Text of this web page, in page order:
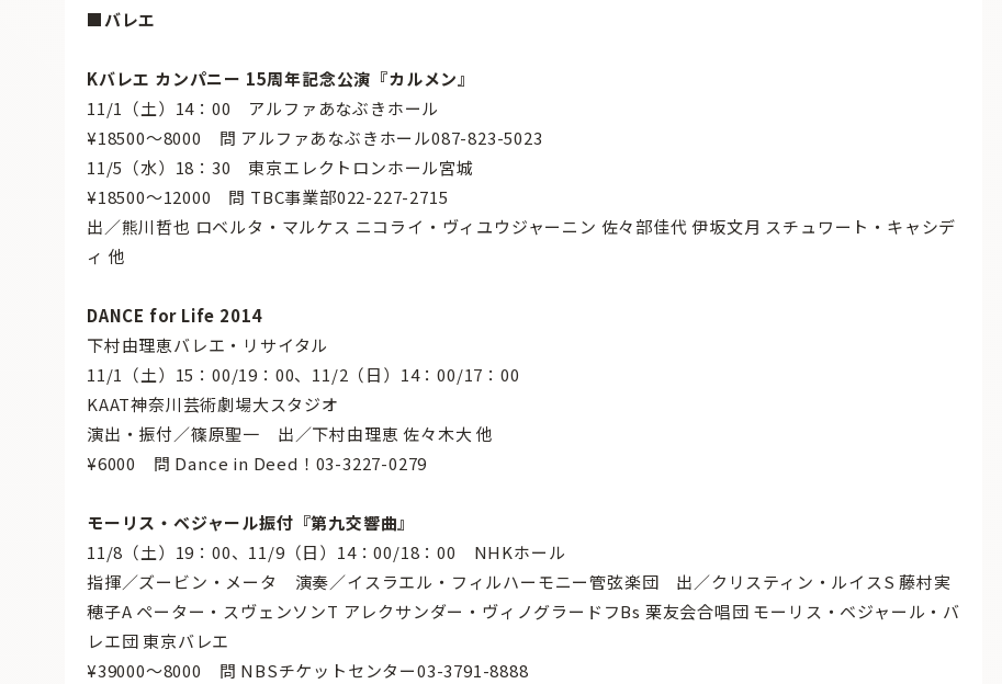
■バレエ
Kバレエ カンパニー 15周年記念公演『カルメン』
11/1（土）14：00 アルファあなぶきホール
¥18500〜8000 問 アルファあなぶきホール087-823-5023
11/5（水）18：30 東京エレクトロンホール宮城
¥18500〜12000 問 TBC事業部022-227-2715
出／熊川哲也 ロベルタ・マルケス ニコライ・ヴィユウジャーニン 佐々部佳代 伊坂文月 スチュワート・キャシデ
ィ 他
DANCE for Life 2014
下村由理恵バレエ・リサイタル
11/1（土）15：00/19：00、11/2（日）14：00/17：00
KAAT神奈川芸術劇場大スタジオ
演出・振付／篠原聖一 出／下村由理恵 佐々木大 他
¥6000 問 Dance in Deed！03-3227-0279
モーリス・ベジャール振付『第九交響曲』
11/8（土）19：00、11/9（日）14：00/18：00 NHKホール
指揮／ズービン・メータ 演奏／イスラエル・フィルハーモニー管弦楽団 出／クリスティン・ルイスS 藤村実
穂子A ペーター・スヴェンソンT アレクサンダー・ヴィノグラードフBs 栗友会合唱団 モーリス・ベジャール・バ
レエ団 東京バレエ
¥39000〜8000 問 NBSチケットセンター03-3791-8888